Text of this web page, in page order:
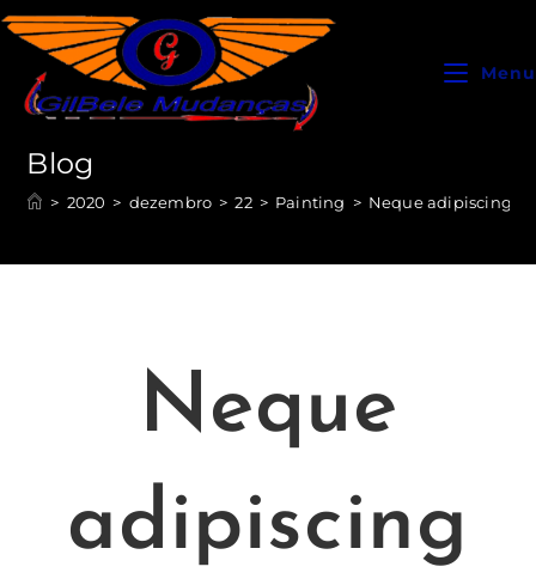
Menu
Blog
> 2020 > dezembro > 22 > Painting > Neque adipiscing
Neque
adipiscing